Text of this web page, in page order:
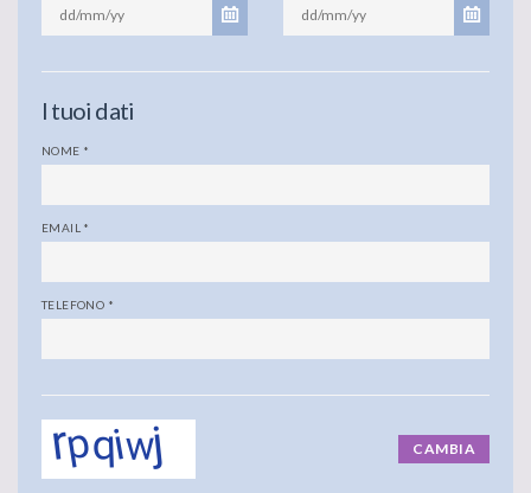
I tuoi dati
NOME *
EMAIL *
TELEFONO *
CAMBIA